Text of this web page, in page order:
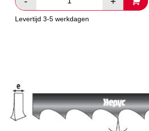
Levertijd 3-5 werkdagen